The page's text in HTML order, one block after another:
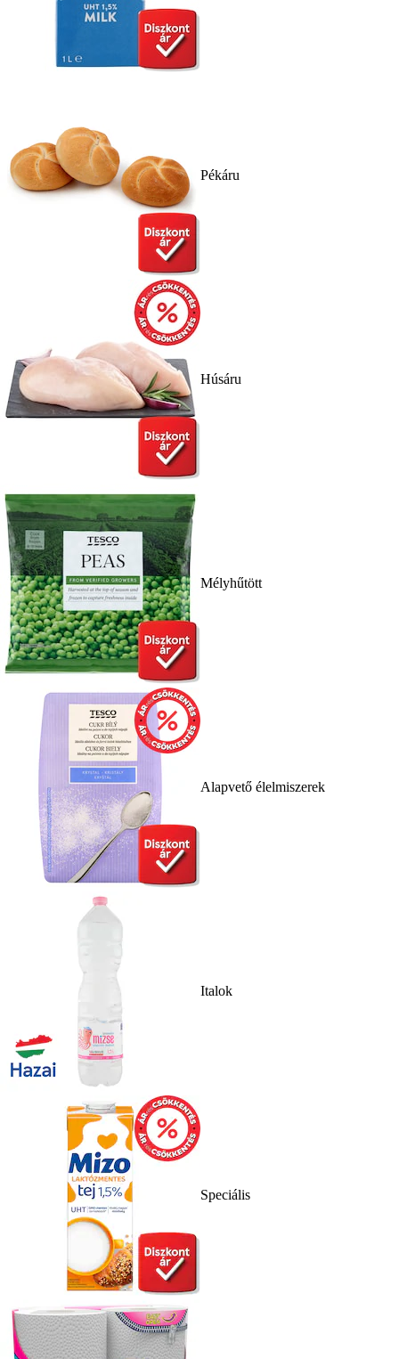
Pékáru
Húsáru
Mélyhűtött
Alapvető élelmiszerek
Italok
Speciális